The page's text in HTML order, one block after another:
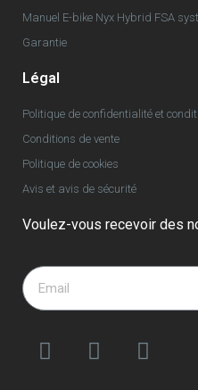
Manuel E-bike Nyx Hybrid FSA
Garantie
Légal
Politique de confidentialité et
Conditions de vente
Politique de cookies
Avis et avis de sécurité
Voulez-vous recevoir des